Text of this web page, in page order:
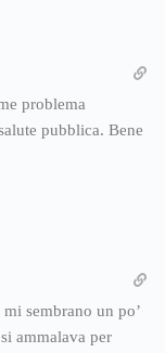
problema
pubblica. Bene
sembrano un po’
ammalava per